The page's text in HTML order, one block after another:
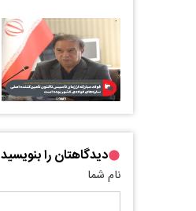
دیدگاهتان را بنویسید
نام شما